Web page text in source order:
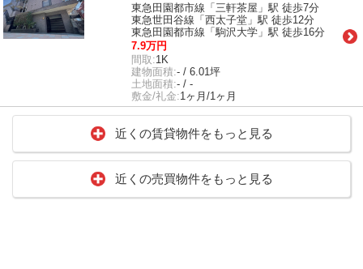
東急田園都市線「三軒茶屋」駅 徒歩7分
東急世田谷線「西太子堂」駅 徒歩12分
東急田園都市線「駒沢大学」駅 徒歩16分
7.9万円
間取:1K
建物面積:- / 6.01坪
土地面積:- / -
敷金/礼金:1ヶ月/1ヶ月
近くの賃貸物件をもっと見る
近くの売買物件をもっと見る